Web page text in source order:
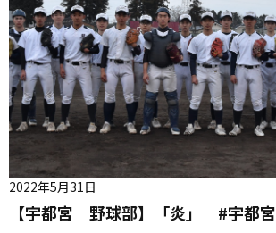
【宇都宮 野球部】「炎」 #宇都宮
2022年5月31日